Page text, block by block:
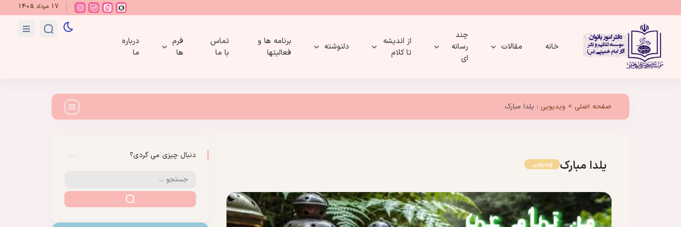
17 مرداد 1405
خانه مقالات
چند
رسانه
ای
از اندیشه
تا کلام
دلنوشته
برنامه ها و
فعالیتها
تماس
با ما
فرم
ها
درباره
ما
صفحه اصلی > ویدیویی : یلدا مبارک
یلدا مبارک ویدیویی
دنبال چیزی می گردی؟